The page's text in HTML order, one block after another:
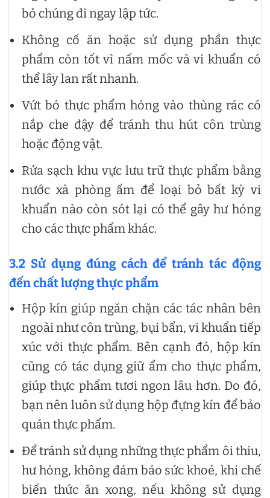
bỏ chúng đi ngay lập tức.
Không cố ăn hoặc sử dụng phần thực
phẩm còn tốt vì nấm mốc và vi khuẩn có
thể lây lan rất nhanh.
Vứt bỏ thực phẩm hỏng vào thùng rác có
nắp che đậy để tránh thu hút côn trùng
hoặc động vật.
Rửa sạch khu vực lưu trữ thực phẩm bằng
nước xà phòng ấm để loại bỏ bất kỳ vi
khuẩn nào còn sót lại có thể gây hư hỏng
cho các thực phẩm khác.
3.2 Sử dụng đúng cách để tránh tác động
đến chất lượng thực phẩm
Hộp kín giúp ngăn chặn các tác nhân bên
ngoài như côn trùng, bụi bẩn, vi khuẩn tiếp
xúc với thực phẩm. Bên cạnh đó, hộp kín
cũng có tác dụng giữ ẩm cho thực phẩm,
giúp thực phẩm tươi ngon lâu hơn. Do đó,
bạn nên luôn sử dụng hộp đựng kín để bảo
quản thực phẩm.
Để tránh sử dụng những thực phẩm ôi thiu,
hư hỏng, không đảm bảo sức khoẻ, khi chế
biến thức ăn xong, nếu không sử dụng